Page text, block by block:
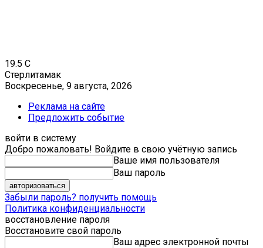
19.5 C
Стерлитамак
Воскресенье, 9 августа, 2026
Реклама на сайте
Предложить событие
войти в систему
Добро пожаловать! Войдите в свою учётную запись
Ваше имя пользователя
Ваш пароль
Забыли пароль? получить помощь
Политика конфиденциальности
восстановление пароля
Восстановите свой пароль
Ваш адрес электронной почты